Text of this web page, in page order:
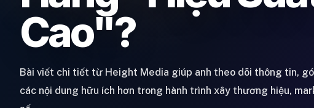
Cao"?
Bài viết chi tiết từ Height Media giúp anh theo dõi thông tin,
các nội dung hữu ích hơn trong hành trình xây thương hiệu,